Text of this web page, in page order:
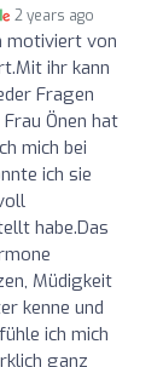
2 years ago
motiviert von
ihr kann
Fragen
Önen hat
mich bei
ich sie
habe.Das
Müdigkeit
kenne und
ich mich
ganz